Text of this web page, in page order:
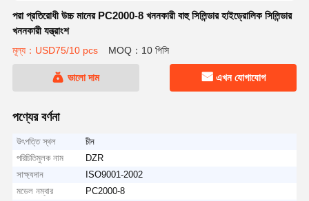
পরা প্রতিরোধী উচ্চ মানের PC2000-8 খননকারী বাহু সিলিন্ডার হাইড্রোলিক সিলিন্ডার
খননকারী যন্ত্রাংশ
মূল্য：USD75/10 pcs MOQ：10 পিসি
ভালো দাম এখন যোগাযোগ
পণ্যের বর্ণনা
উৎপত্তি স্থল
চীন
পরিচিতিমুলক নাম
DZR
সাক্ষ্যদান
ISO9001-2002
মডেল নম্বার
PC2000-8